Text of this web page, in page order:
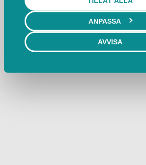
ANPASSA
AVVISA